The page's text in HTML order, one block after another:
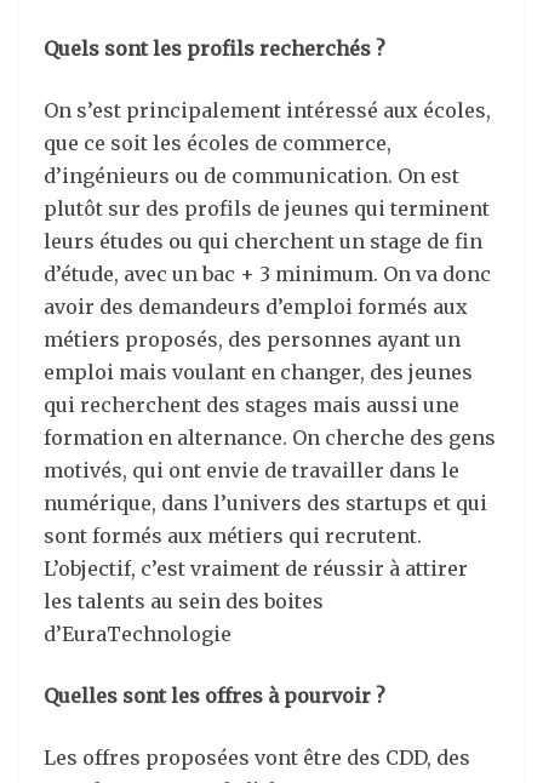
Quels sont les profils recherchés ?
On s’est principalement intéressé aux écoles,
que ce soit les écoles de commerce,
d’ingénieurs ou de communication. On est
plutôt sur des profils de jeunes qui terminent
leurs études ou qui cherchent un stage de fin
d’étude, avec un bac + 3 minimum. On va donc
avoir des demandeurs d’emploi formés aux
métiers proposés, des personnes ayant un
emploi mais voulant en changer, des jeunes
qui recherchent des stages mais aussi une
formation en alternance. On cherche des gens
motivés, qui ont envie de travailler dans le
numérique, dans l’univers des startups et qui
sont formés aux métiers qui recrutent.
L’objectif, c’est vraiment de réussir à attirer
les talents au sein des boites
d’EuraTechnologie
Quelles sont les offres à pourvoir ?
Les offres proposées vont être des CDD, des